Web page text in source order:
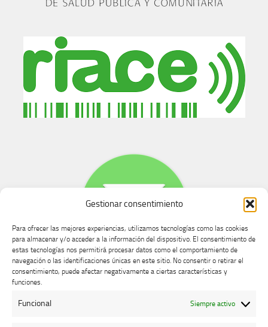
Gestionar consentimiento
Para ofrecer las mejores experiencias, utilizamos tecnologías como las cookies
para almacenar y/o acceder a la información del dispositivo. El consentimiento de
estas tecnologías nos permitirá procesar datos como el comportamiento de
navegación o las identificaciones únicas en este sitio. No consentir o retirar el
consentimiento, puede afectar negativamente a ciertas características y
funciones.
Funcional Siempre activo
Buzón de dudas, quejas y sugerencias